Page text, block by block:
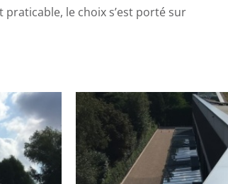
le choix s’est porté sur